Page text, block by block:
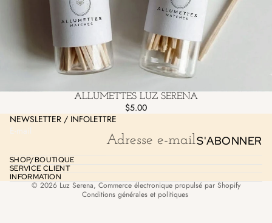
ALLUMETTES LUZ SERENA
$5.00
NEWSLETTER / INFOLETTRE
E-mail
S'ABONNER
SHOP/BOUTIQUE
SERVICE CLIENT
INFORMATION
© 2026 Luz Serena, Commerce électronique propulsé par Shopify
Conditions générales et politiques
Politique de remboursement
Politique de confidentialité
Politique d’expédition
Mentions légales
Politique de résiliation